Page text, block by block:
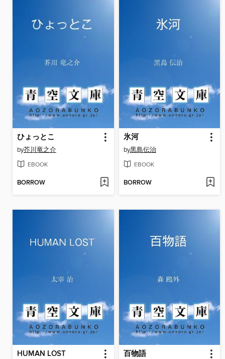
ひょっとこ
by芥川竜之介
EBOOK
BORROW
氷河
by黒島伝治
EBOOK
BORROW
HUMAN LOST 百物語